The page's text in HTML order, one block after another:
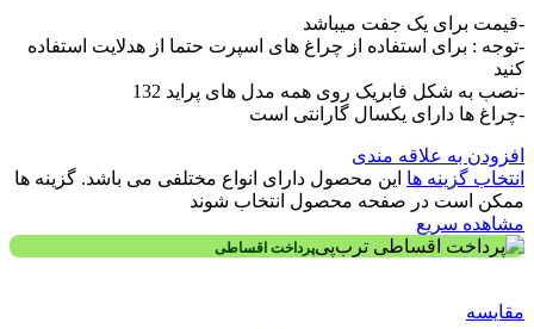
-قیمت برای یک جفت میباشد
-توجه : برای استفاده از چراغ های اسپرت حتما از هدلایت استفاده
کنید
-نصب به شکل فابریک روی همه مدل های پراید 132
-چراغ ها دارای یکسال گارانتی است
افزودن به علاقه مندی
انتخاب گزینه ها این محصول دارای انواع مختلفی می باشد. گزینه ها
ممکن است در صفحه محصول انتخاب شوند
مشاهده سریع
پرداخت اقساطی
مقایسه